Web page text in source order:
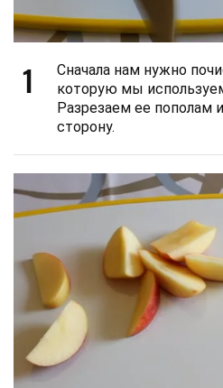
1
Сначала нам нужно
которую мы
Разрезаем ее пополам
сторону.